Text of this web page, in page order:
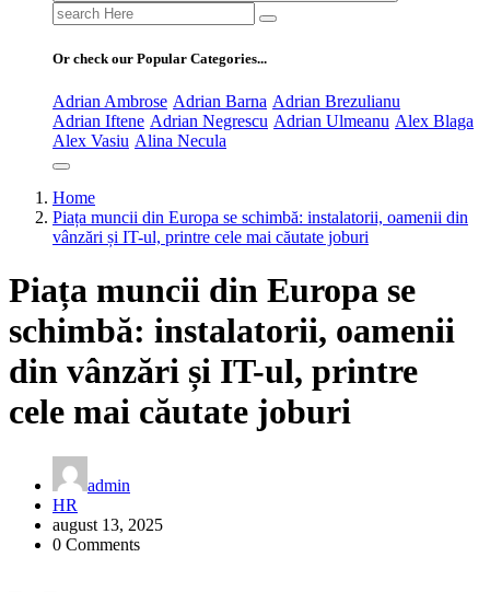
Search
for:
Or check our Popular Categories...
Adrian Ambrose Adrian Barna Adrian Brezulianu
Adrian Iftene Adrian Negrescu Adrian Ulmeanu Alex Blaga
Alex Vasiu Alina Necula
Home
Piața muncii din Europa se schimbă: instalatorii, oamenii din
vânzări și IT-ul, printre cele mai căutate joburi
Piața muncii din Europa se
schimbă: instalatorii, oamenii
din vânzări și IT-ul, printre
cele mai căutate joburi
admin
HR
august 13, 2025
0 Comments